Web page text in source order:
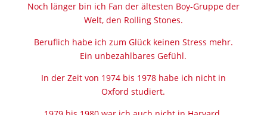
Noch länger bin ich Fan der ältesten Boy-Gruppe der
Welt, den Rolling Stones.
Beruflich habe ich zum Glück keinen Stress mehr.
Ein unbezahlbares Gefühl.
In der Zeit von 1974 bis 1978 habe ich nicht in
Oxford studiert.